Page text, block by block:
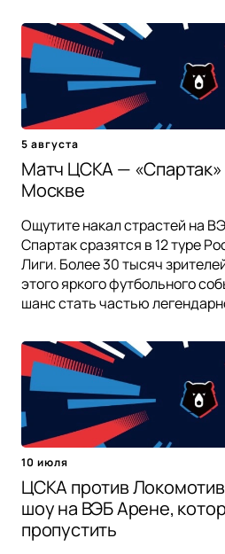
5 августа
Матч ЦСКА —
Москве
Ощутите накал страстей на
Спартак сразятся в 12 туре
Лиги. Более 30 тысяч
этого яркого футбольного
шанс стать частью
10 июля
ЦСКА против
шоу на ВЭБ Арене,
пропустить